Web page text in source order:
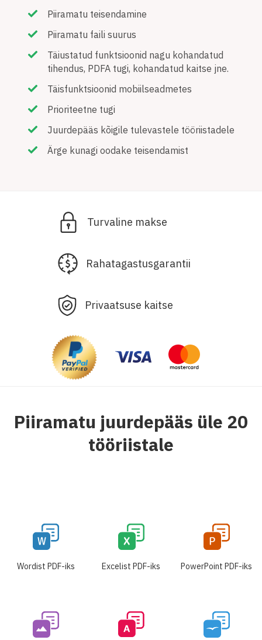
Piiramatu teisendamine
Piiramatu faili suurus
Täiustatud funktsioonid nagu kohandatud
tihendus, PDFA tugi, kohandatud kaitse jne.
Täisfunktsioonid mobiilseadmetes
Prioriteetne tugi
Juurdepääs kõigile tulevastele tööriistadele
Ärge kunagi oodake teisendamist
Turvaline makse
Rahatagastusgarantii
Privaatsuse kaitse
Piiramatu juurdepääs üle 20
tööriistale
Wordist PDF-iks Excelist PDF-iks PowerPoint PDF-iks